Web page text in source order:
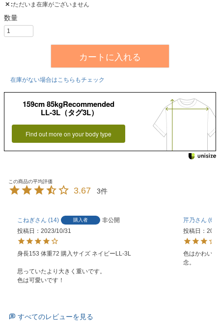
✕ ただいま在庫がございません
カートに入れる
在庫がない場合はこちらもチェック
159cm 85kgRecommended
LL-3L（タグ3L）
Find out more on your body type
3.67 3
こねぎ 14 購入者
非公開
投稿日
2023/10/31
身長153 体重72 購入サイズ ネイビーLL-3L
思っていたより大きく重いです。
色は可愛いです！
芹乃
6
投稿日
色はかわい
念。
すべてのレビューを見る